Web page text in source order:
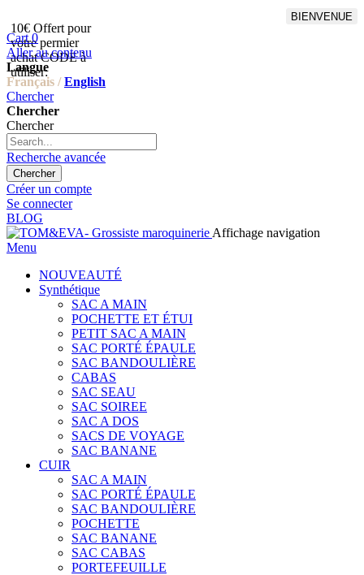
10€ Offert pour
votre permier
achat CODE à
utiliser:
BIENVENUE
Cart 0
Aller au contenu
Langue
Français / English
Chercher
Chercher
Chercher
Recherche avancée
Chercher
Créer un compte
Se connecter
BLOG
Affichage navigation
Menu
NOUVEAUTÉ
Synthétique
SAC A MAIN
POCHETTE ET ÉTUI
PETIT SAC A MAIN
SAC PORTÉ ÉPAULE
SAC BANDOULIÈRE
CABAS
SAC SEAU
SAC SOIREE
SAC A DOS
SACS DE VOYAGE
SAC BANANE
CUIR
SAC A MAIN
SAC PORTÉ ÉPAULE
SAC BANDOULIÈRE
POCHETTE
SAC BANANE
SAC CABAS
PORTEFEUILLE